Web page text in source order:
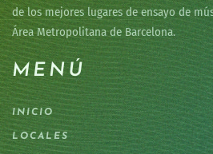
de los mejores lugares de ensayo de
Área Metropolitana de Barcelona.
MENÚ
INICIO
LOCALES